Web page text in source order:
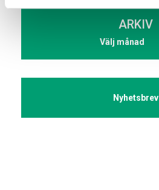
ARKIV
Nyhetsbrev